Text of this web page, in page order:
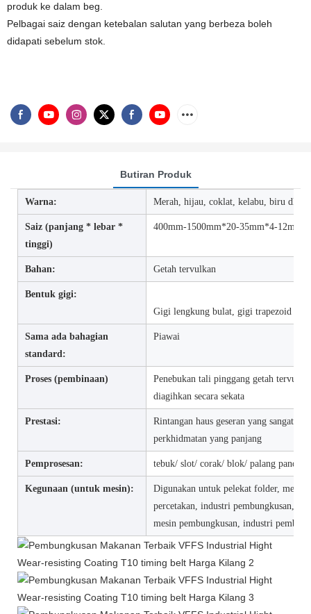
produk ke dalam beg.
Pelbagai saiz dengan ketebalan salutan yang berbeza boleh
didapati sebelum stok.
Butiran Produk
Warna: Merah, hijau, coklat, kelabu, biru dll
Saiz (panjang * lebar *
tinggi)
400mm-1500mm*20-35mm*4-12mm
Bahan: Getah tervulkan
Bentuk gigi:
Gigi lengkung bulat, gigi trapezoid
Sama ada bahagian
standard:
Piawai
Proses (pembinaan)
Penebukan tali pinggang getah
diagihkan secara sekata
Prestasi:
Rintangan haus geseran yang sangat
perkhidmatan yang panjang
Pemprosesan: tebuk/ slot/ corak/ blok/ palang
Kegunaan (untuk mesin):
Digunakan untuk pelekat folder,
percetakan, industri pembungkusan,
mesin pembungkusan, industri